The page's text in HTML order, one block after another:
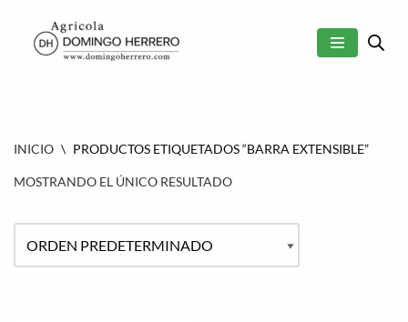
SALTAR
INICIO \ PRODUCTOS ETIQUETADOS “BARRA EXTENSIBLE”
MOSTRANDO EL ÚNICO RESULTADO